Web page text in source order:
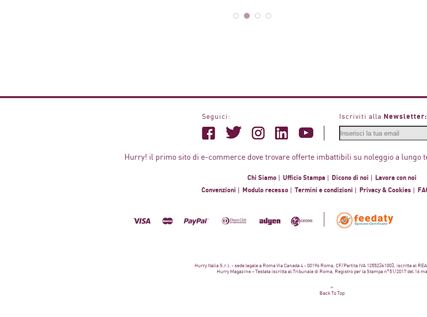
Seguici: Iscriviti alla Newsletter:
Hurry! il primo sito di e-commerce dove trovare offerte imbattibili su noleggio a lungo
Chi Siamo Ufficio Stampa Dicono di noi
Lavora con noi
Convenzioni
Modulo recesso Termini e condizioni Privacy & Cookies
Hurry Italia S.r.l. - sede legale a Roma Via Canada 4 - 00196 Roma, CF/Partita IVA 12552361003, iscritta al
Hurry Magazine – Testata iscritta al Tribunale di Roma, Registro per la Stampa n°51/2017 del 16
Back To Top